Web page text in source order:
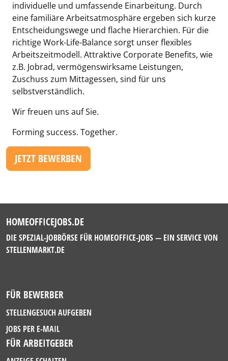
individuelle und umfassende Einarbeitung. Durch
eine familiäre Arbeitsatmosphäre ergeben sich kurze
Entscheidungswege und flache Hierarchien. Für die
richtige Work-Life-Balance sorgt unser flexibles
Arbeitszeitmodell. Attraktive Corporate Benefits, wie
z.B. Jobrad, vermögenswirksame Leistungen,
Zuschuss zum Mittagessen, sind für uns
selbstverständlich.
Wir freuen uns auf Sie.
Forming success. Together.
JETZT BEWERBEN
HOMEOFFICEJOBS.DE
DIE SPEZIAL-JOBBÖRSE FÜR HOMEOFFICE-JOBS — EIN SERVICE VON
STELLENMARKT.DE
FÜR BEWERBER
STELLENGESUCH AUFGEBEN
JOBS PER E-MAIL
FÜR ARBEITGEBER